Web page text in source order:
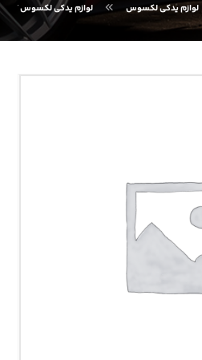
لوازم یدکی لکسوس لوازم یدکی لکسوس CT